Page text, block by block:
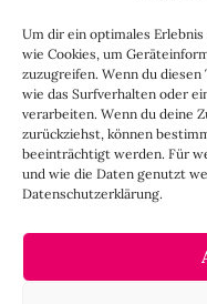
Um dir ein optimales
wie Cookies, um
zuzugreifen. Wenn du
wie das Surfverhalten oder
verarbeiten. Wenn du deine
zurückziehst, können
beeinträchtigt werden. Für
und wie die Daten genutzt
Datenschutzerklärung.
Handwerksberufe
hier auf dem Blog eine
alle Dinge, die das
Darüber hinaus
Austausch mit
Kommentarfunktion,
auch überInstagram